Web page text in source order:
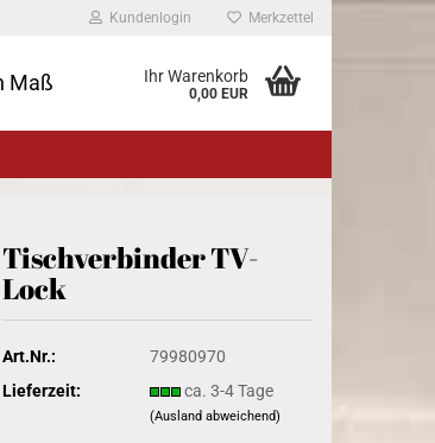
Kundenlogin Merkzettel
Maß Ihr Warenkorb
0,00 EUR
Tischverbinder TV-
Lock
Art.Nr.:
79980970
Lieferzeit:
ca. 3-4 Tage
(Ausland abweichend)